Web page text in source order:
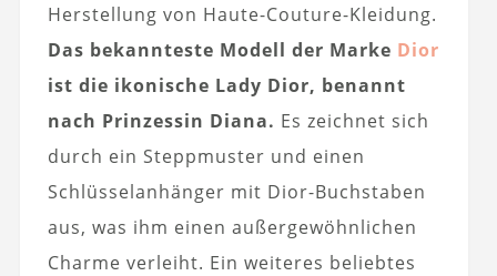
Herstellung von Haute-Couture-Kleidung.
Das bekannteste Modell der Marke Dior
ist die ikonische Lady Dior, benannt
nach Prinzessin Diana. Es zeichnet sich
durch ein Steppmuster und einen
Schlüsselanhänger mit Dior-Buchstaben
aus, was ihm einen außergewöhnlichen
Charme verleiht. Ein weiteres beliebtes